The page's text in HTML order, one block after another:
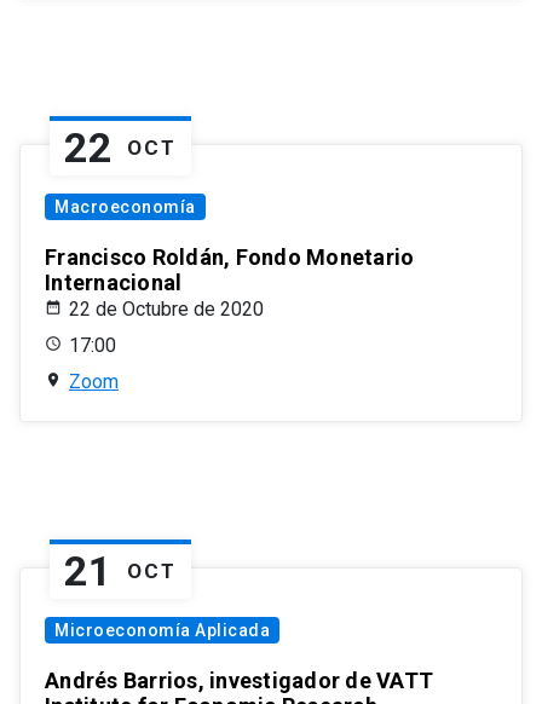
22 OCT
Macroeconomía
Francisco Roldán, Fondo Monetario
Internacional
22 de Octubre de 2020
17:00
Zoom
21 OCT
Microeconomía Aplicada
Andrés Barrios, investigador de VATT